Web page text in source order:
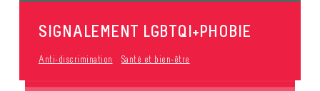
SIGNALEMENT LGBTQI+PHOBIE
Anti-discrimination Santé et bien-être